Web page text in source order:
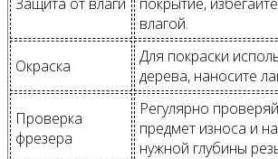
влагой.
Окраска
Для покраски
дерева, наносите
Проверка
фрезера
Регулярно
предмет износа и
нужной глубины